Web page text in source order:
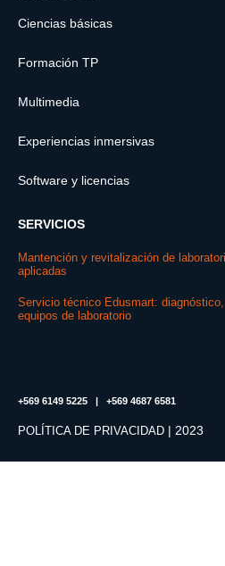
Ciencias básicas
Formación TP
Multimedia
Experiencias inmersivas
Software y licencias
SERVICIOS
Mantención y revitalización de
aplicadas
Servicio técnico Edusmart:
equipos de laboratorio
+569 6149 5225 | +569 4687 6581
POLÍTICA DE PRIVACIDAD | 2023